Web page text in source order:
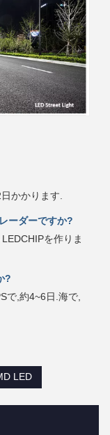
かかります.
ーダーですか?
を作りま
?
で,約4~6日.海で,
LED